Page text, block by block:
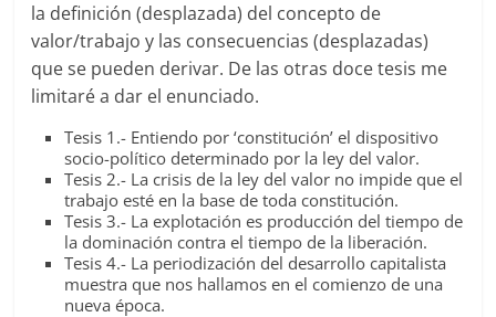
la definición (desplazada) del concepto de
valor/trabajo y las consecuencias (desplazadas)
que se pueden derivar. De las otras doce tesis me
limitaré a dar el enunciado.
Tesis 1.- Entiendo por ‘constitución’ el dispositivo
socio-político determinado por la ley del valor.
Tesis 2.- La crisis de la ley del valor no impide que el
trabajo esté en la base de toda constitución.
Tesis 3.- La explotación es producción del tiempo de
la dominación contra el tiempo de la liberación.
Tesis 4.- La periodización del desarrollo capitalista
muestra que nos hallamos en el comienzo de una
nueva época.